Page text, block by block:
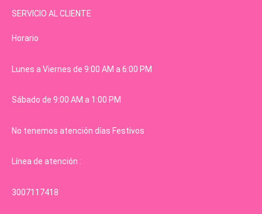
SERVICIO AL CLIENTE
Horario
Lunes a Viernes de 9:00 AM a 6:00 PM
Sábado de 9:00 AM a 1:00 PM
No tenemos atención días Festivos
Línea de atención :
3007117418